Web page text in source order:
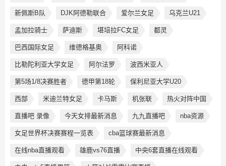
新佩斯B队 DJK阿德勒联合 爱尔兰女足 乌克兰U21
孟加拉骑士 萨迪斯 堪培拉FC女足 都灵
巴西国际女足 维德格基奥 阿科诺
比勒陀利亚大学女足 阿尔法罗 波西米亚人
第5场1/8决赛胜者 德甲第18轮 保利尼亚大学U20
西部 米迪兰特女足 卡马斯 机张联 热火对阵中国
直播吧 录像 今天女排最新消息 九九直播吧 nba资源
女足世界杯决赛赛程一览表 cba篮球赛最新消息
在线nba直播观看 雄鹿vs76直播 中央6套直播在线观看